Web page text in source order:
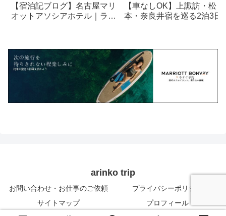
【宿泊記ブログ】名古屋マリ
オットアソシアホテル｜ラウ
【車なしOK】上諏訪・松
本・奈良井宿を巡る2泊3日
arinko trip
お問い合わせ・お仕事のご依頼
プライバシーポリシー
サイトマップ
プロフィール